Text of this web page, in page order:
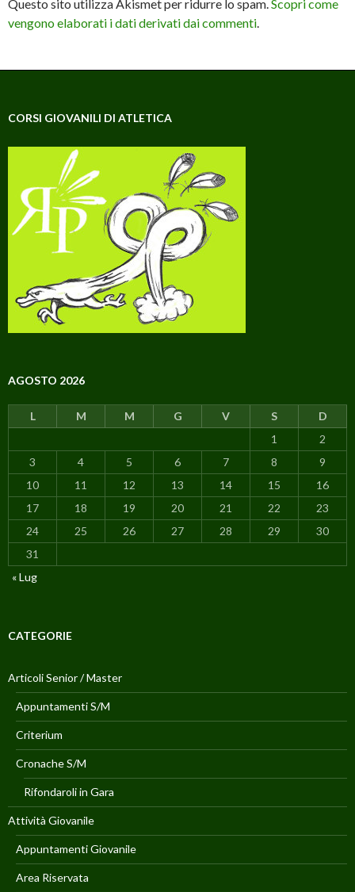
Questo sito utilizza Akismet per ridurre lo spam.Scopri come
vengono elaborati i dati derivati dai commenti.
CORSI GIOVANILI DI ATLETICA
AGOSTO 2026
L M M G V S
D
1
2
3
4 5 6 7 8
9
10
11 12 13 14 15
16
17
18 19 20 21 22
23
24
25 26 27 28 29
30
31
« Lug
CATEGORIE
Articoli Senior / Master
Appuntamenti S/M
Criterium
Cronache S/M
Rifondaroli in Gara
Attività Giovanile
Appuntamenti Giovanile
Area Riservata